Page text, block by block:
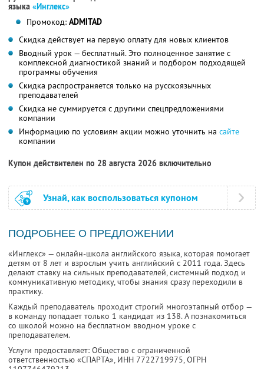
языка «Инглекс»
Промокод: ADMITAD
Скидка действует на первую оплату для новых клиентов
Вводный урок — бесплатный. Это полноценное занятие с
комплексной диагностикой знаний и подбором подходящей
программы обучения
Скидка распространяется только на русскоязычных
преподавателей
Скидка не суммируется с другими спецпредложениями
компании
Информацию по условиям акции можно уточнить на сайте
компании
Купон действителен по 28 августа 2026 включительно
Узнай, как воспользоваться купоном
ПОДРОБНЕЕ О ПРЕДЛОЖЕНИИ
«Инглекс» — онлайн-школа английского языка, которая помогает
детям от 8 лет и взрослым учить английский с 2011 года. Здесь
делают ставку на сильных преподавателей, системный подход и
коммуникативную методику, чтобы знания сразу переходили в
практику.
Каждый преподаватель проходит строгий многоэтапный отбор —
в команду попадает только 1 кандидат из 138. А познакомиться
со школой можно на бесплатном вводном уроке с
преподавателем.
Услуги предоставляет: Общество с ограниченной
ответственностью «СПАРТА», ИНН 7722719975, ОГРН